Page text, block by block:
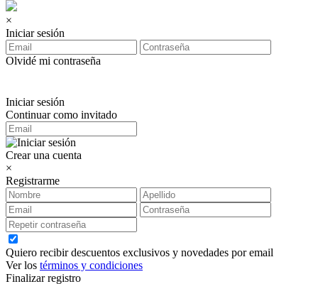
×
Iniciar sesión
Olvidé mi contraseña
Iniciar sesión
Continuar como invitado
Crear una cuenta
×
Registrarme
Quiero recibir descuentos exclusivos y novedades por email
Ver los términos y condiciones
Finalizar registro